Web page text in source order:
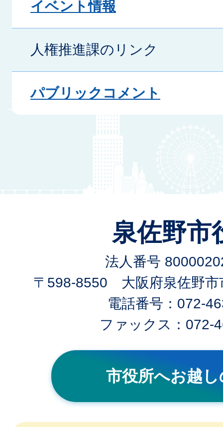
イベント情報
人権推進課のリンク
パブリックコメント
泉佐野市
法人番号
〒598-8550 大阪府泉佐野市
電話番号：072-
ファックス：072-
市役所へお越